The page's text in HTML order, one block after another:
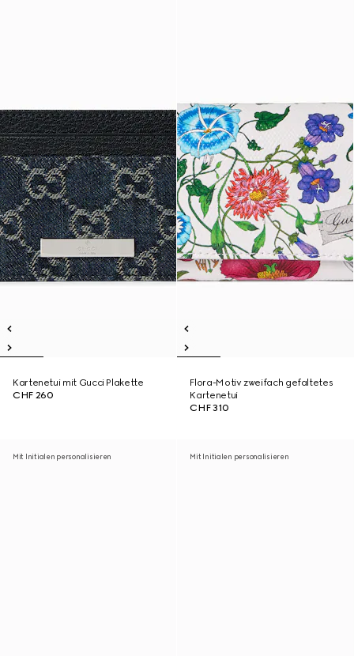
Kartenetui mit Gucci Plakette
CHF 260
Flora-Motiv zweifach gefaltetes
Kartenetui
CHF 310
Mit Initialen personalisieren Mit Initialen personalisieren